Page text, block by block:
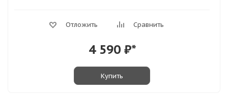
Отложить Сравнить
4 590₽*
Купить